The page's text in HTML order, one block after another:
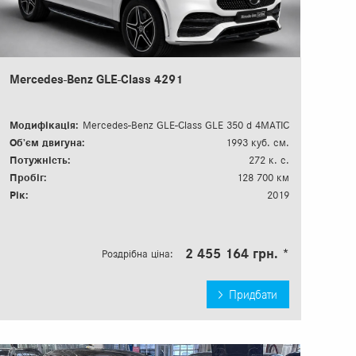
Mercedes-Benz GLE-Class 4291
Модифікація: Mercedes-Benz GLE-Class GLE 350 d 4MATIC
Об’єм двигуна:
1993 куб. см.
Потужність:
272 к. с.
Пробіг:
128 700 км
Рік:
2019
Роздрібна ціна: 2 455 164 грн. *
Придбати